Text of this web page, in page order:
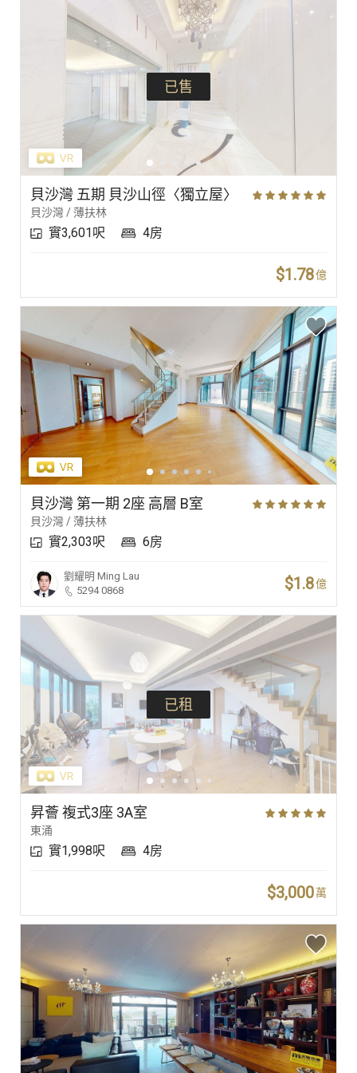
已售
貝沙灣 五期 貝沙山徑〈獨立屋〉
貝沙灣 / 薄扶林
實3,601呎 4房
$1.78億
貝沙灣 第一期 2座 高層 B室
貝沙灣 / 薄扶林
實2,303呎 6房
劉耀明 Ming Lau
5294 0868
$1.8億
已租
昇薈 複式3座 3A室
東涌
實1,998呎 4房
$3,000萬